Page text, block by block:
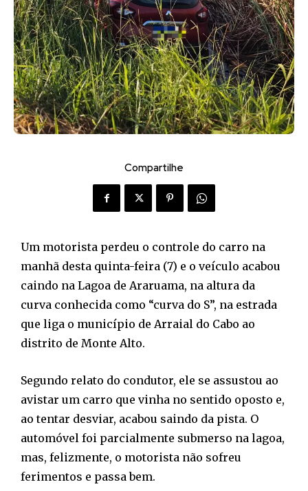
Compartilhe
Um motorista perdeu o controle do carro na
manhã desta quinta-feira (7) e o veículo acabou
caindo na Lagoa de Araruama, na altura da
curva conhecida como “curva do S”, na estrada
que liga o município de Arraial do Cabo ao
distrito de Monte Alto.
Segundo relato do condutor, ele se assustou ao
avistar um carro que vinha no sentido oposto e,
ao tentar desviar, acabou saindo da pista. O
automóvel foi parcialmente submerso na lagoa,
mas, felizmente, o motorista não sofreu
ferimentos e passa bem.